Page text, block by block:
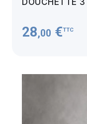
28,00 €TTC